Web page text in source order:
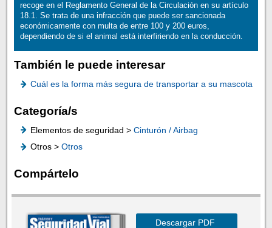
recoge en el Reglamento General de la Circulación en su artículo
18.1. Se trata de una infracción que puede ser sancionada
económicamente con multa de entre 100 y 200 euros,
dependiendo de si el animal está interfiriendo en la conducción.
También le puede interesar
Cuál es la forma más segura de transportar a su mascota
Categoría/s
Elementos de seguridad > Cinturón / Airbag
Otros > Otros
Compártelo
Descargar PDF